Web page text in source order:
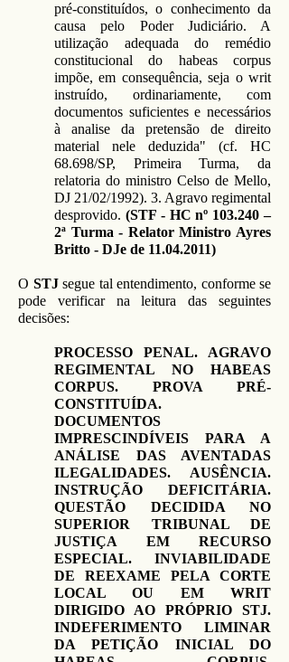
pré-constituídos, o conhecimento da
causa pelo Poder Judiciário. A
utilização adequada do remédio
constitucional do habeas corpus
impõe, em consequência, seja o writ
instruído, ordinariamente, com
documentos suficientes e necessários
à analise da pretensão de direito
material nele deduzida" (cf. HC
68.698/SP, Primeira Turma, da
relatoria do ministro Celso de Mello,
DJ 21/02/1992). 3. Agravo regimental
desprovido. (STF - HC nº 103.240 –
2ª Turma - Relator Ministro Ayres
Britto - DJe de 11.04.2011)
O STJsegue tal entendimento, conforme se
pode verificar na leitura das seguintes
decisões:
PROCESSO PENAL. AGRAVO
REGIMENTAL NO HABEAS
CORPUS. PROVA PRÉ-
CONSTITUÍDA.
DOCUMENTOS
IMPRESCINDÍVEIS PARA A
ANÁLISE DAS AVENTADAS
ILEGALIDADES. AUSÊNCIA.
INSTRUÇÃO DEFICITÁRIA.
QUESTÃO DECIDIDA NO
SUPERIOR TRIBUNAL DE
JUSTIÇA EM RECURSO
ESPECIAL. INVIABILIDADE
DE REEXAME PELA CORTE
LOCAL OU EM WRIT
DIRIGIDO AO PRÓPRIO STJ.
INDEFERIMENTO LIMINAR
DA PETIÇÃO INICIAL DO